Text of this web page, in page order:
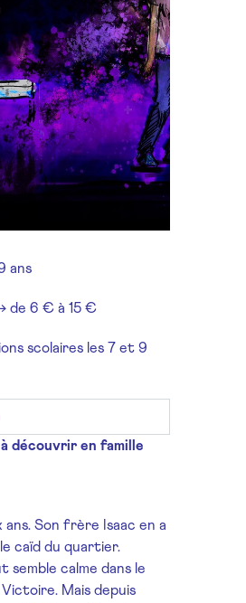
ans
de 6 € à 15 €
scolaires les 7 et 9
découvrir en famille
Son frère Isaac en a
caïd du quartier.
semble calme dans le
Mais depuis